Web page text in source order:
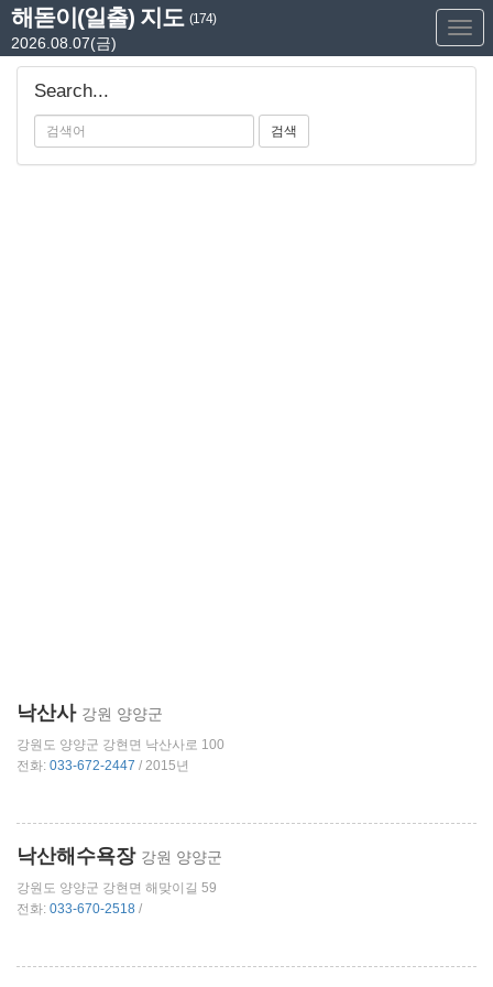
해돋이(일출) 지도 (174)
2026.08.07(금)
Search...
검색
낙산사 강원 양양군
강원도 양양군 강현면 낙산사로 100
전화: 033-672-2447 / 2015년
낙산해수욕장 강원 양양군
강원도 양양군 강현면 해맞이길 59
전화: 033-670-2518 /